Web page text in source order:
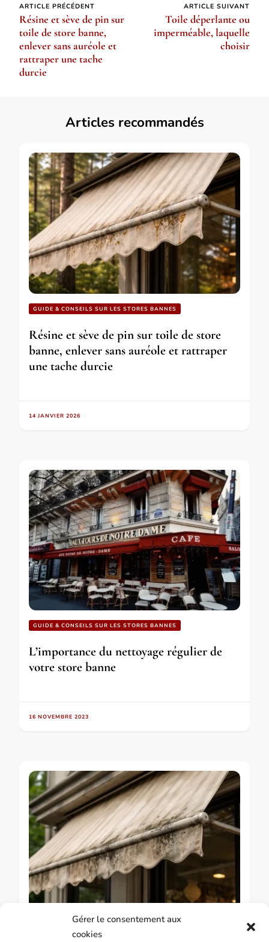
Gérer le consentement aux
cookies
Navigation
d’article
ARTICLE PRÉCÉDENT
Résine et sève de pin sur
toile de store banne,
enlever sans auréole et
rattraper une tache
durcie
ARTICLE SUIVANT
Toile déperlante ou
imperméable, laquelle
choisir
Articles recommandés
GUIDE & CONSEILS SUR LES STORES BANNES
Résine et sève de pin sur toile de store
banne, enlever sans auréole et rattraper
une tache durcie
14 JANVIER 2026
GUIDE & CONSEILS SUR LES STORES BANNES
L’importance du nettoyage régulier de
votre store banne
16 NOVEMBRE 2023